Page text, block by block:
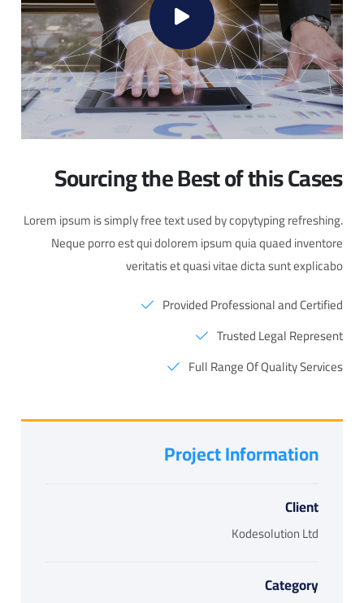
Sourcing the Best of this Cases
Lorem ipsum is simply free text used by copytyping refreshing.
Neque porro est qui dolorem ipsum quia quaed inventore
veritatis et quasi vitae dicta sunt explicabo
Provided Professional and Certified
Trusted Legal Represent
Full Range Of Quality Services
Project Information
Client
Kodesolution Ltd
Category